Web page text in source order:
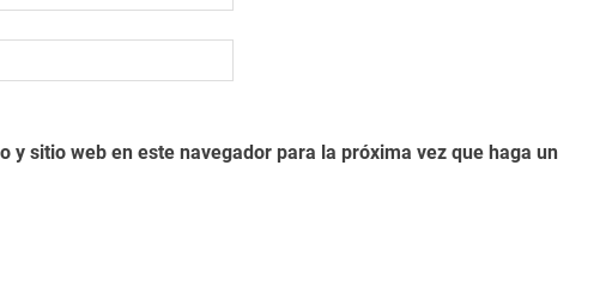
y sitio web en este navegador para la próxima vez que haga un